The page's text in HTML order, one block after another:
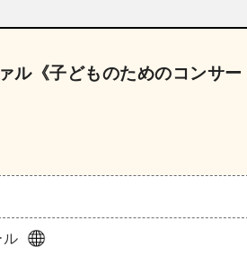
ル《子どものためのコンサー
ル